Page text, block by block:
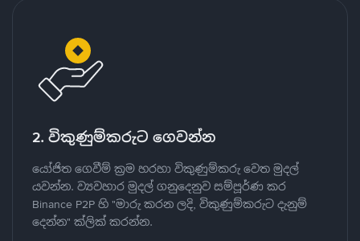
2. විකුණුම්කරුට ගෙවන්න
යෝජිත ගෙවීම් ක්‍රම හරහා විකුණුම්කරු වෙත මුදල්
යවන්න. ව්‍යවහාර මුදල් ගනුදෙනුව සම්පූර්ණ කර
Binance P2P හි "මාරු කරන ලදි, විකුණුම්කරුට දැනුම්
දෙන්න" ක්ලික් කරන්න.